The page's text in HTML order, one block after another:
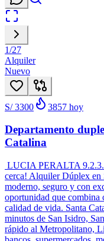
1/27
Alquiler
Nuevo
S/ 3300 3857 hoy
Departamento
Catalina
LUCIA PERALTA
cerca! Alquiler Dúplex en
moderno, seguro y con
oportunidad que combina
calidad de vida. Santa
minutos de San Isidro,
rápido al Metropolitano,